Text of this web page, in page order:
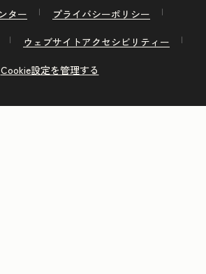
ター
プライバシーポリシー
ウェブサイトアクセシビリティー
Cookie設定を管理する